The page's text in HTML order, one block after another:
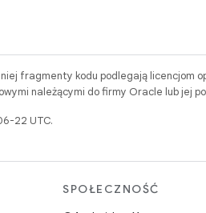
fragmenty kodu podlegają licencjom
należącymi do firmy Oracle lub jej
22 UTC.
SPOŁECZNOŚĆ